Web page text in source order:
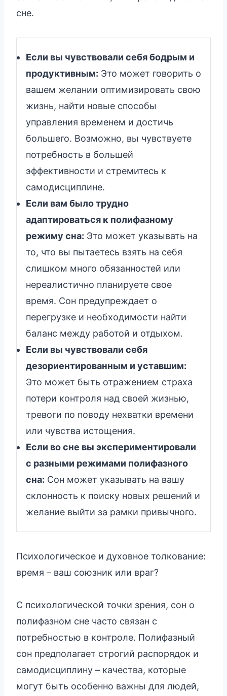
сне.
Если вы чувствовали себя бодрым и
продуктивным: Это может говорить о
вашем желании оптимизировать свою
жизнь, найти новые способы
управления временем и достичь
большего. Возможно, вы чувствуете
потребность в большей
эффективности и стремитесь к
самодисциплине.
Если вам было трудно
адаптироваться к полифазному
режиму сна: Это может указывать на
то, что вы пытаетесь взять на себя
слишком много обязанностей или
нереалистично планируете свое
время. Сон предупреждает о
перегрузке и необходимости найти
баланс между работой и отдыхом.
Если вы чувствовали себя
дезориентированным и уставшим:
Это может быть отражением страха
потери контроля над своей жизнью,
тревоги по поводу нехватки времени
или чувства истощения.
Если во сне вы экспериментировали
с разными режимами полифазного
сна: Сон может указывать на вашу
склонность к поиску новых решений и
желание выйти за рамки привычного.
Психологическое и духовное толкование:
время – ваш союзник или враг?
С психологической точки зрения, сон о
полифазном сне часто связан с
потребностью в контроле. Полифазный
сон предполагает строгий распорядок и
самодисциплину – качества, которые
могут быть особенно важны для людей,